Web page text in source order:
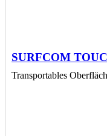
SURFCOM
Transportables